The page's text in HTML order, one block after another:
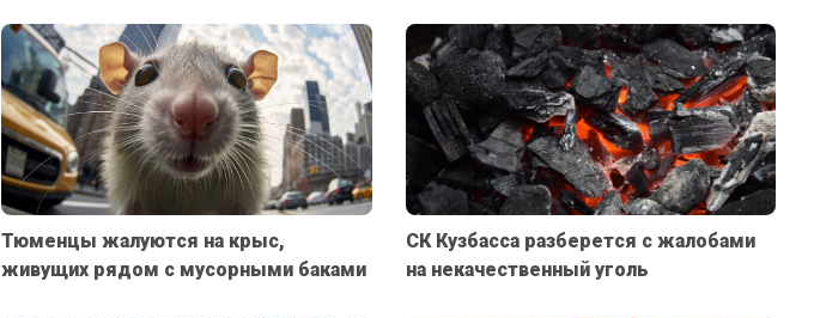
Тюменцы жалуются на крыс,
живущих рядом с мусорными баками
СК Кузбасса разберется с жалобами
на некачественный уголь